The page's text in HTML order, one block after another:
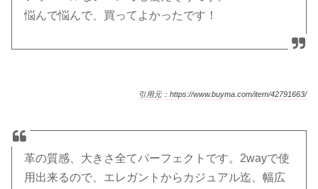
悩んで悩んで、買ってよかったです！
引用元：https://www.buyma.com/item/42791663/
革の質感、大きさ全てパーフェクトです。2wayで使
用出来るので、エレガントからカジュアル迄、幅広